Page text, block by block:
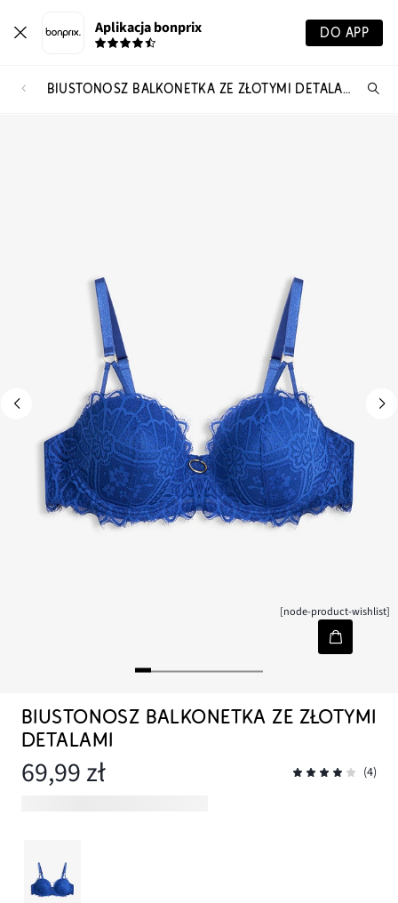
Aplikacja bonprix DO APP
BIUSTONOSZ BALKONETKA ZE ZŁOTYMI DETALAMI
[node-product-wishlist]
BIUSTONOSZ BALKONETKA ZE ZŁOTYMI
DETALAMI
69,99 zł (4)